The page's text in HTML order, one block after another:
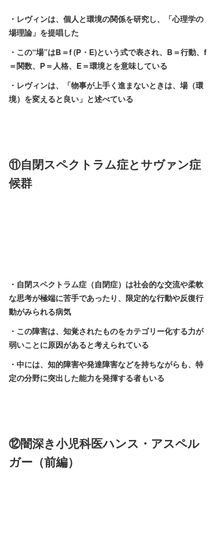
・レヴィンは、個人と環境の関係を研究し、「心理学の
場理論」を提唱した
・この“場”はB＝f (P・E)という式で表され、B＝行動、f
＝関数、P＝人格、E＝環境とを意味している
・レヴィンは、「物事が上手く進まないときは、場（環
境）を変えると良い」と述べている
⑪自閉スペクトラム症とサヴァン症
候群
・自閉スペクトラム症（自閉症）は社会的な交流や柔軟
な思考が極端に苦手であったり、限定的な行動や反復行
動がみられる病気
・この障害は、知覚されたものをカテゴリー化する力が
弱いことに原因があると考えられている
・中には、知的障害や発達障害などを持ちながらも、特
定の分野に突出した能力を発揮する者もいる
⑫闇深き小児科医ハンス・アスペル
ガー（前編）